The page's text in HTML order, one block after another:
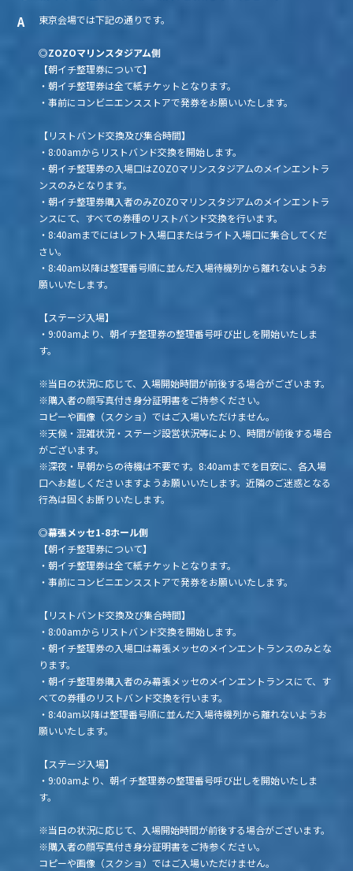
東京会場では下記の通りです。
◎ZOZOマリンスタジアム側
【朝イチ整理券について】
・朝イチ整理券は全て紙チケットとなります。
・事前にコンビニエンスストアで発券をお願いいたします。
【リストバンド交換及び集合時間】
・8:00amからリストバンド交換を開始します。
・朝イチ整理券の入場口はZOZOマリンスタジアムのメインエントラ
ンスのみとなります。
・朝イチ整理券購入者のみZOZOマリンスタジアムのメインエントラ
ンスにて、すべての券種のリストバンド交換を行います。
・8:40amまでにはレフト入場口またはライト入場口に集合してくだ
さい。
・8:40am以降は整理番号順に並んだ入場待機列から離れないようお
願いいたします。
【ステージ入場】
・9:00amより、朝イチ整理券の整理番号呼び出しを開始いたしま
す。
※当日の状況に応じて、入場開始時間が前後する場合がございます。
※購入者の顔写真付き身分証明書をご持参ください。
コピーや画像（スクショ）ではご入場いただけません。
※天候・混雑状況・ステージ設営状況等により、時間が前後する場合
がございます。
※深夜・早朝からの待機は不要です。8:40amまでを目安に、各入場
口へお越しくださいますようお願いいたします。近隣のご迷惑となる
行為は固くお断りいたします。
◎幕張メッセ1-8ホール側
【朝イチ整理券について】
・朝イチ整理券は全て紙チケットとなります。
・事前にコンビニエンスストアで発券をお願いいたします。
【リストバンド交換及び集合時間】
・8:00amからリストバンド交換を開始します。
・朝イチ整理券の入場口は幕張メッセのメインエントランスのみとな
ります。
・朝イチ整理券購入者のみ幕張メッセのメインエントランスにて、す
べての券種のリストバンド交換を行います。
・8:40am以降は整理番号順に並んだ入場待機列から離れないようお
願いいたします。
【ステージ入場】
・9:00amより、朝イチ整理券の整理番号呼び出しを開始いたしま
す。
※当日の状況に応じて、入場開始時間が前後する場合がございます。
※購入者の顔写真付き身分証明書をご持参ください。
コピーや画像（スクショ）ではご入場いただけません。